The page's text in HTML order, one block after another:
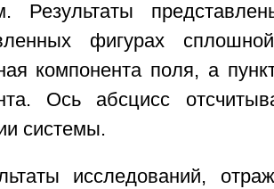
Результаты
фигурах
компонента поля, а
Ось абсцисс
системы.
исследований,